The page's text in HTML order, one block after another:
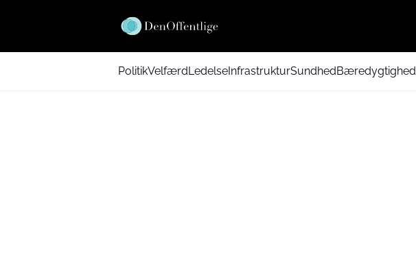
PolitikVelfærdLedelseInfrastrukturSundhedBæredygtighed